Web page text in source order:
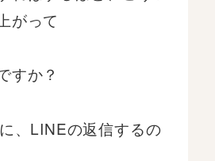
がって
すか？
、LINEの返信するの